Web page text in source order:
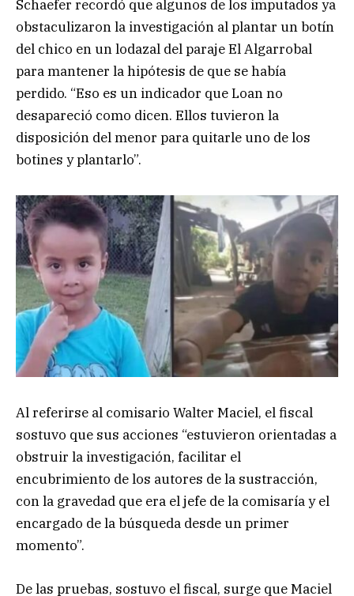
Schaefer recordó que algunos de los imputados ya
obstaculizaron la investigación al plantar un botín
del chico en un lodazal del paraje El Algarrobal
para mantener la hipótesis de que se había
perdido. “Eso es un indicador que Loan no
desapareció como dicen. Ellos tuvieron la
disposición del menor para quitarle uno de los
botines y plantarlo”.
Al referirse al comisario Walter Maciel, el fiscal
sostuvo que sus acciones “estuvieron orientadas a
obstruir la investigación, facilitar el
encubrimiento de los autores de la sustracción,
con la gravedad que era el jefe de la comisaría y el
encargado de la búsqueda desde un primer
momento”.
De las pruebas, sostuvo el fiscal, surge que Maciel